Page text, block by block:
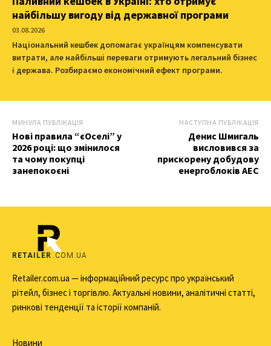
найбільшу вигоду від державної програми
03.08.2026
Національний кешбек допомагає українцям компенсувати
витрати, але найбільші переваги отримують легальний бізнес
і держава. Розбираємо економічний ефект програми.
МИНУЛА ПУБЛІКАЦІЯ
Нові правила “єОселі” у
2026 році: що змінилося
та чому покупці
занепокоєні
НАСТУПНА ПУБЛІКАЦІЯ
Денис Шмигаль
висловився за
прискорену добудову
енергоблоків АЕС
RETAILER .COM.UA
Retailer.com.ua — інформаційний ресурс про український
рітейл, бізнес і торгівлю. Актуальні новини, аналітичні статті,
ринкові тенденції та історії компаній.
Новини